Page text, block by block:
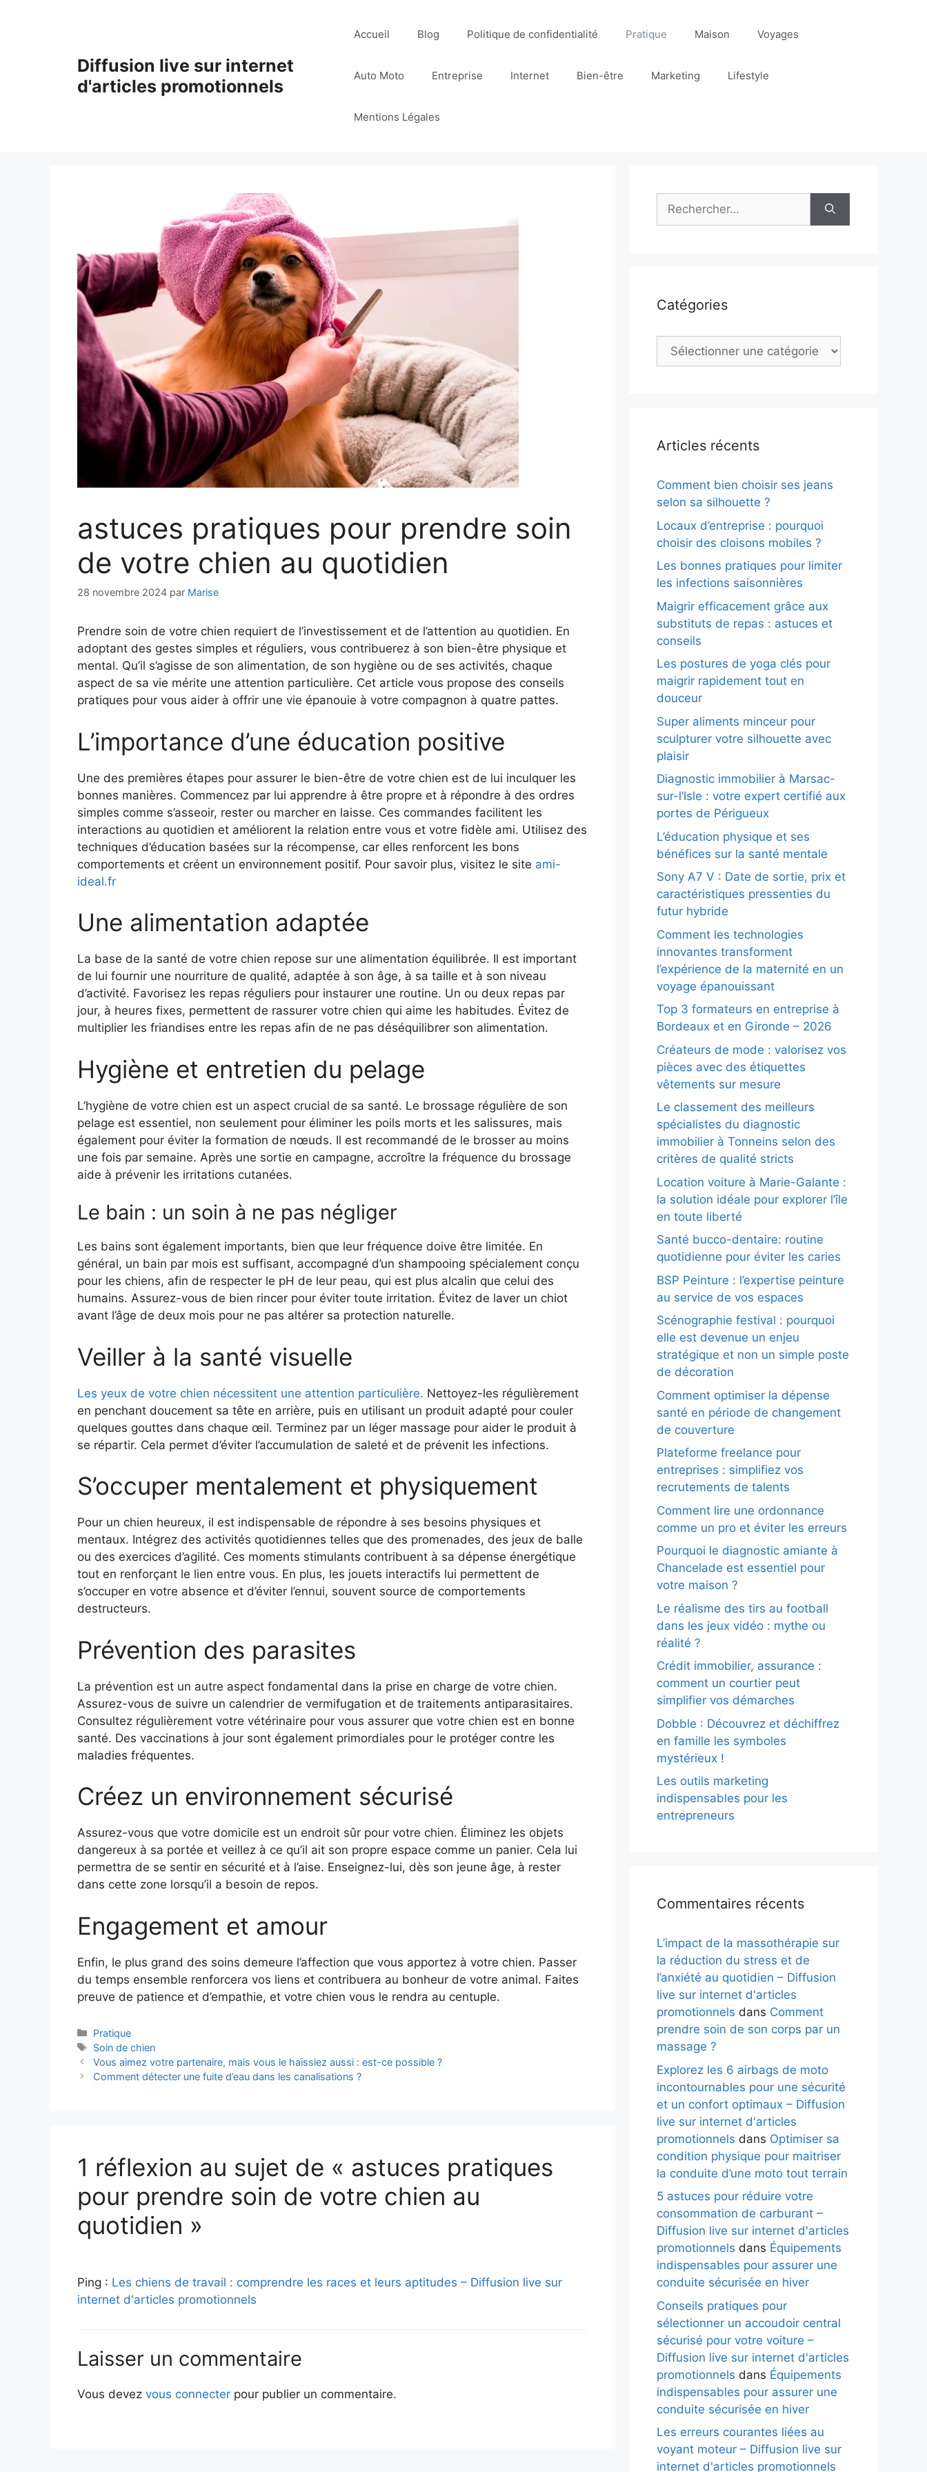
Diffusion live sur internet
d'articles promotionnels
Accueil Blog Politique de confidentialité Pratique Maison Voyages
Auto Moto Entreprise Internet Bien-être Marketing Lifestyle
Mentions Légales
astuces pratiques pour prendre soin
de votre chien au quotidien
28 novembre 2024 par Marise
Prendre soin de votre chien requiert de l’investissement et de l’attention au quotidien. En
adoptant des gestes simples et réguliers, vous contribuerez à son bien-être physique et
mental. Qu’il s’agisse de son alimentation, de son hygiène ou de ses activités, chaque
aspect de sa vie mérite une attention particulière. Cet article vous propose des conseils
pratiques pour vous aider à offrir une vie épanouie à votre compagnon à quatre pattes.
L’importance d’une éducation positive
Une des premières étapes pour assurer le bien-être de votre chien est de lui inculquer les
bonnes manières. Commencez par lui apprendre à être propre et à répondre à des ordres
simples comme s’asseoir, rester ou marcher en laisse. Ces commandes facilitent les
interactions au quotidien et améliorent la relation entre vous et votre fidèle ami. Utilisez des
techniques d’éducation basées sur la récompense, car elles renforcent les bons
comportements et créent un environnement positif. Pour savoir plus, visitez le site ami-
ideal.fr
Une alimentation adaptée
La base de la santé de votre chien repose sur une alimentation équilibrée. Il est important
de lui fournir une nourriture de qualité, adaptée à son âge, à sa taille et à son niveau
d’activité. Favorisez les repas réguliers pour instaurer une routine. Un ou deux repas par
jour, à heures fixes, permettent de rassurer votre chien qui aime les habitudes. Évitez de
multiplier les friandises entre les repas afin de ne pas déséquilibrer son alimentation.
Hygiène et entretien du pelage
L’hygiène de votre chien est un aspect crucial de sa santé. Le brossage régulière de son
pelage est essentiel, non seulement pour éliminer les poils morts et les salissures, mais
également pour éviter la formation de nœuds. Il est recommandé de le brosser au moins
une fois par semaine. Après une sortie en campagne, accroître la fréquence du brossage
aide à prévenir les irritations cutanées.
Le bain : un soin à ne pas négliger
Les bains sont également importants, bien que leur fréquence doive être limitée. En
général, un bain par mois est suffisant, accompagné d’un shampooing spécialement conçu
pour les chiens, afin de respecter le pH de leur peau, qui est plus alcalin que celui des
humains. Assurez-vous de bien rincer pour éviter toute irritation. Évitez de laver un chiot
avant l’âge de deux mois pour ne pas altérer sa protection naturelle.
Veiller à la santé visuelle
Les yeux de votre chien nécessitent une attention particulière. Nettoyez-les régulièrement
en penchant doucement sa tête en arrière, puis en utilisant un produit adapté pour couler
quelques gouttes dans chaque œil. Terminez par un léger massage pour aider le produit à
se répartir. Cela permet d’éviter l’accumulation de saleté et de prévenit les infections.
S’occuper mentalement et physiquement
Pour un chien heureux, il est indispensable de répondre à ses besoins physiques et
mentaux. Intégrez des activités quotidiennes telles que des promenades, des jeux de balle
ou des exercices d’agilité. Ces moments stimulants contribuent à sa dépense énergétique
tout en renforçant le lien entre vous. En plus, les jouets interactifs lui permettent de
s’occuper en votre absence et d’éviter l’ennui, souvent source de comportements
destructeurs.
Prévention des parasites
La prévention est un autre aspect fondamental dans la prise en charge de votre chien.
Assurez-vous de suivre un calendrier de vermifugation et de traitements antiparasitaires.
Consultez régulièrement votre vétérinaire pour vous assurer que votre chien est en bonne
santé. Des vaccinations à jour sont également primordiales pour le protéger contre les
maladies fréquentes.
Créez un environnement sécurisé
Assurez-vous que votre domicile est un endroit sûr pour votre chien. Éliminez les objets
dangereux à sa portée et veillez à ce qu’il ait son propre espace comme un panier. Cela lui
permettra de se sentir en sécurité et à l’aise. Enseignez-lui, dès son jeune âge, à rester
dans cette zone lorsqu’il a besoin de repos.
Engagement et amour
Enfin, le plus grand des soins demeure l’affection que vous apportez à votre chien. Passer
du temps ensemble renforcera vos liens et contribuera au bonheur de votre animal. Faites
preuve de patience et d’empathie, et votre chien vous le rendra au centuple.
Catégories
Pratique
Étiquettes
Soin de chien
Vous aimez votre partenaire, mais vous le haïssiez aussi : est-ce possible ?
Comment détecter une fuite d’eau dans les canalisations ?
1 réflexion au sujet de « astuces pratiques
pour prendre soin de votre chien au
quotidien »
Ping : Les chiens de travail : comprendre les races et leurs aptitudes – Diffusion live sur
internet d'articles promotionnels
Laisser un commentaire
Vous devez vous connecter pour publier un commentaire.
Rechercher :
Catégories
Catégories
Articles récents
Comment bien choisir ses jeans
selon sa silhouette ?
Locaux d’entreprise : pourquoi
choisir des cloisons mobiles ?
Les bonnes pratiques pour limiter
les infections saisonnières
Maigrir efficacement grâce aux
substituts de repas : astuces et
conseils
Les postures de yoga clés pour
maigrir rapidement tout en
douceur
Super aliments minceur pour
sculpturer votre silhouette avec
plaisir
Diagnostic immobilier à Marsac-
sur-l’Isle : votre expert certifié aux
portes de Périgueux
L’éducation physique et ses
bénéfices sur la santé mentale
Sony A7 V : Date de sortie, prix et
caractéristiques pressenties du
futur hybride
Comment les technologies
innovantes transforment
l’expérience de la maternité en un
voyage épanouissant
Top 3 formateurs en entreprise à
Bordeaux et en Gironde – 2026
Créateurs de mode : valorisez vos
pièces avec des étiquettes
vêtements sur mesure
Le classement des meilleurs
spécialistes du diagnostic
immobilier à Tonneins selon des
critères de qualité stricts
Location voiture à Marie-Galante :
la solution idéale pour explorer l’île
en toute liberté
Santé bucco-dentaire: routine
quotidienne pour éviter les caries
BSP Peinture : l’expertise peinture
au service de vos espaces
Scénographie festival : pourquoi
elle est devenue un enjeu
stratégique et non un simple poste
de décoration
Comment optimiser la dépense
santé en période de changement
de couverture
Plateforme freelance pour
entreprises : simplifiez vos
recrutements de talents
Comment lire une ordonnance
comme un pro et éviter les erreurs
Pourquoi le diagnostic amiante à
Chancelade est essentiel pour
votre maison ?
Le réalisme des tirs au football
dans les jeux vidéo : mythe ou
réalité ?
Crédit immobilier, assurance :
comment un courtier peut
simplifier vos démarches
Dobble : Découvrez et déchiffrez
en famille les symboles
mystérieux !
Les outils marketing
indispensables pour les
entrepreneurs
Commentaires récents
L’impact de la massothérapie sur
la réduction du stress et de
l’anxiété au quotidien – Diffusion
live sur internet d'articles
promotionnels dans Comment
prendre soin de son corps par un
massage ?
Explorez les 6 airbags de moto
incontournables pour une sécurité
et un confort optimaux – Diffusion
live sur internet d'articles
promotionnels dans Optimiser sa
condition physique pour maitriser
la conduite d’une moto tout terrain
5 astuces pour réduire votre
consommation de carburant –
Diffusion live sur internet d'articles
promotionnels dans Équipements
indispensables pour assurer une
conduite sécurisée en hiver
Conseils pratiques pour
sélectionner un accoudoir central
sécurisé pour votre voiture –
Diffusion live sur internet d'articles
promotionnels dans Équipements
indispensables pour assurer une
conduite sécurisée en hiver
Les erreurs courantes liées au
voyant moteur – Diffusion live sur
internet d'articles promotionnels